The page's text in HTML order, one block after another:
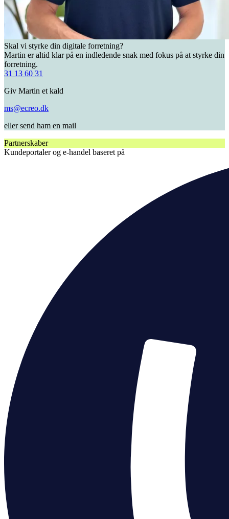
Skal vi styrke din digitale forretning?
Martin er altid klar på en indledende snak med fokus på at styrke din
forretning.
31 13 60 31
Giv Martin et kald
ms@ecreo.dk
eller send ham en mail
Partnerskaber
Kundeportaler og e-handel baseret på